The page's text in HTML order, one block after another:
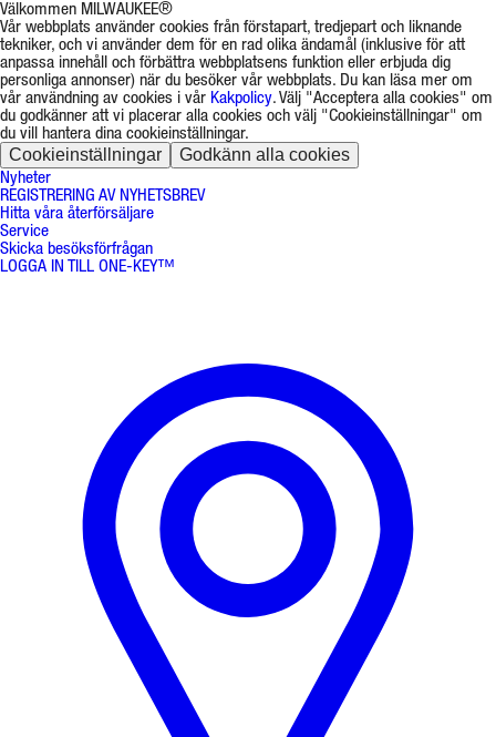
Välkommen MILWAUKEE®
Vår webbplats använder cookies från förstapart, tredjepart och liknande
tekniker, och vi använder dem för en rad olika ändamål (inklusive för att
anpassa innehåll och förbättra webbplatsens funktion eller erbjuda dig
personliga annonser) när du besöker vår webbplats. Du kan läsa mer om
vår användning av cookies i vår Kakpolicy. Välj "Acceptera alla cookies" om
du godkänner att vi placerar alla cookies och välj "Cookieinställningar" om
du vill hantera dina cookieinställningar.
Cookieinställningar Godkänn alla cookies
Nyheter
REGISTRERING AV NYHETSBREV
Hitta våra återförsäljare
Service
Skicka besöksförfrågan
LOGGA IN TILL ONE-KEY™